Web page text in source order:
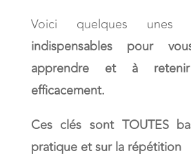
Voici quelques
indispensables pour
apprendre et à
efficacement.
Ces clés sont TOUTES
pratique et sur la répétition